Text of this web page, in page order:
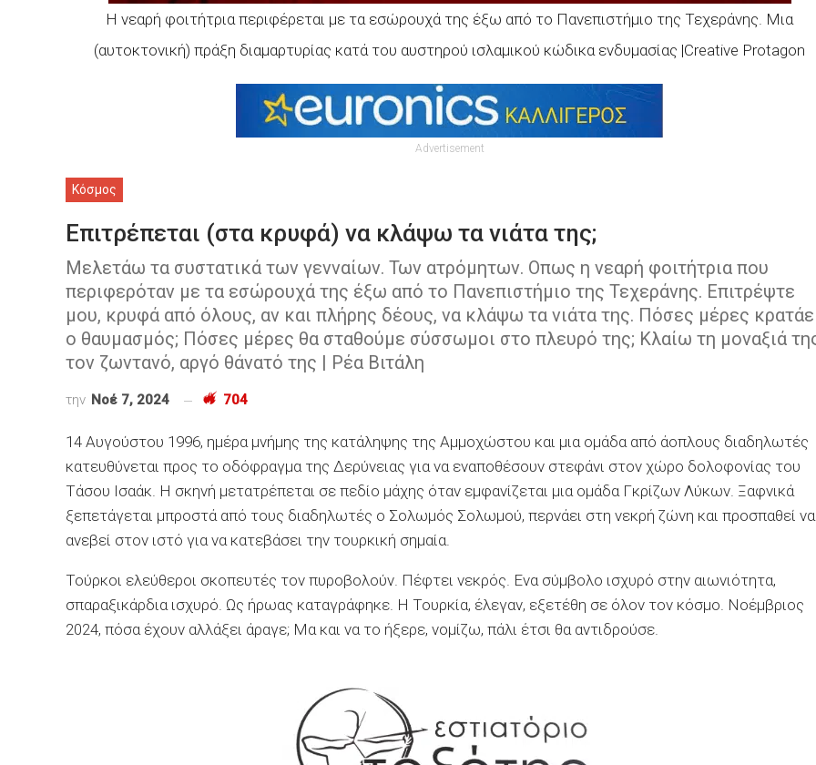
Η νεαρή φοιτήτρια περιφέρεται με τα εσώρουχά της έξω από το Πανεπιστήμιο της Τεχεράνης. Μια
(αυτοκτονική) πράξη διαμαρτυρίας κατά του αυστηρού ισλαμικού κώδικα ενδυμασίας |Creative Protagon
Advertisement
Κόσμος
Επιτρέπεται (στα κρυφά) να κλάψω τα νιάτα της;
Μελετάω τα συστατικά των γενναίων. Των ατρόμητων. Οπως η νεαρή φοιτήτρια που
περιφερόταν με τα εσώρουχά της έξω από το Πανεπιστήμιο της Τεχεράνης. Επιτρέψτε
μου, κρυφά από όλους, αν και πλήρης δέους, να κλάψω τα νιάτα της. Πόσες μέρες
ο θαυμασμός; Πόσες μέρες θα σταθούμε σύσσωμοι στο πλευρό της; Κλαίω τη μοναξιά
τον ζωντανό, αργό θάνατό της | Ρέα Βιτάλη
την Νοέ 7, 2024 704
14 Αυγούστου 1996, ημέρα μνήμης της κατάληψης της Αμμοχώστου και μια ομάδα από άοπλους διαδηλωτές
κατευθύνεται προς το οδόφραγμα της Δερύνειας για να εναποθέσουν στεφάνι στον χώρο δολοφονίας του
Τάσου Ισαάκ. Η σκηνή μετατρέπεται σε πεδίο μάχης όταν εμφανίζεται μια ομάδα Γκρίζων Λύκων. Ξαφνικά
ξεπετάγεται μπροστά από τους διαδηλωτές ο Σολωμός Σολωμού, περνάει στη νεκρή ζώνη και προσπαθεί να
ανεβεί στον ιστό για να κατεβάσει την τουρκική σημαία.
Τούρκοι ελεύθεροι σκοπευτές τον πυροβολούν. Πέφτει νεκρός. Ενα σύμβολο ισχυρό στην αιωνιότητα,
σπαραξικάρδια ισχυρό. Ως ήρωας καταγράφηκε. Η Τουρκία, έλεγαν, εξετέθη σε όλον τον κόσμο. Νοέμβριος
2024, πόσα έχουν αλλάξει άραγε; Μα και να το ήξερε, νομίζω, πάλι έτσι θα αντιδρούσε.